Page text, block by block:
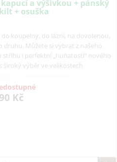
a výšivkou + pánský
+ osuška
koupelny, do lázní, na dovolenou,
druhu. Můžete si vybrat z našeho
i perfektní „huňatostí“ nového
široký výběr ve velikostech
Kč